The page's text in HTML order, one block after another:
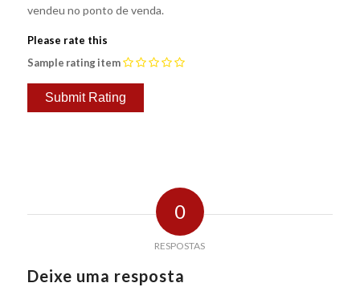
vendeu no ponto de venda.
Please rate this
Sample rating item
0
RESPOSTAS
Deixe uma resposta